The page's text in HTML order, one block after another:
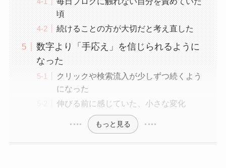
頃
続けることの方が大切だと考え直した
数字より「手応え」を信じられるように
なった
クリックや検索流入が少しずつ続くよう
になった
伸びる前に感じていた、小さな変化
もっと見る